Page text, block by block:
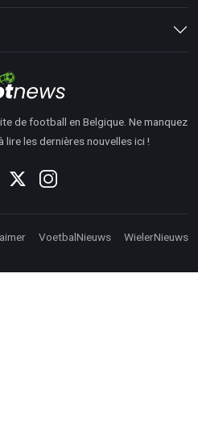
de football en Belgique. Ne manquez
lire les dernières nouvelles ici !
VoetbalNieuws WielerNieuws